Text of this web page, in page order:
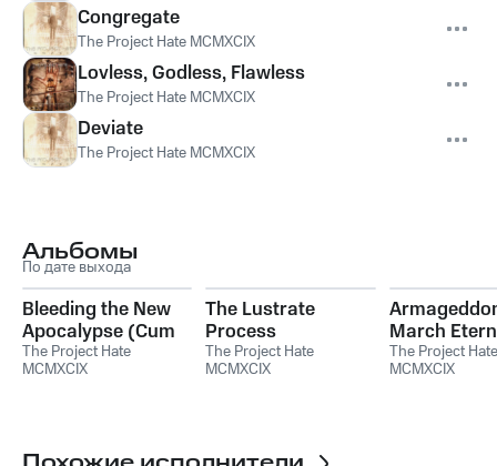
Congregate
The Project Hate MCMXCIX
Lovless, Godless, Flawless
The Project Hate MCMXCIX
Deviate
The Project Hate MCMXCIX
Альбомы
По дате выхода
Bleeding the New
Apocalypse (Cum
Vitriciis In Manubis
Armis)
The Project Hate
MCMXCIX
The Lustrate
Process
The Project Hate
MCMXCIX
March
Wrists
The Project Hate
MCMXCIX